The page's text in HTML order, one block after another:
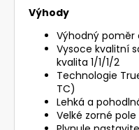
Výhody
Výhodný poměr
Vysoce kvalitní
kvalita 1/1/1/2
Technologie
TC)
Lehká a
Velké zorné